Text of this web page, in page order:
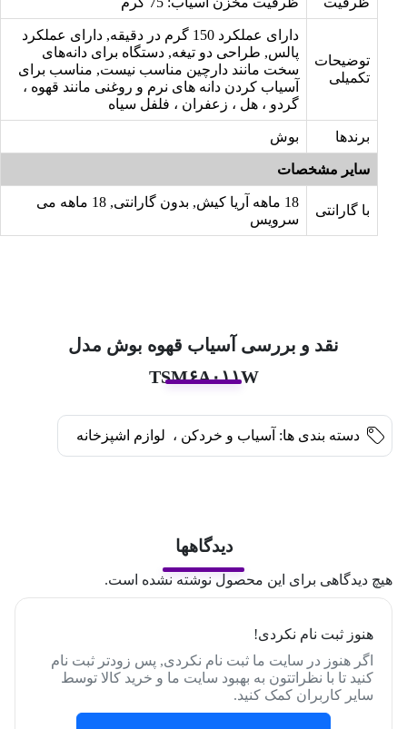
توضیحات
تکمیلی
دارای عملکرد 150 گرم در دقیقه, دارای عملکرد
پالس, طراحی دو تیغه, دستگاه برای دانه‌های
سخت مانند دارچین مناسب نیست, مناسب برای
آسیاب کردن دانه های نرم و روغنی مانند قهوه ،
گردو ، هل ، زعفران ، فلفل سیاه
برندها بوش
سایر مشخصات
با گارانتی
18 ماهه آریا کیش, بدون گارانتی, 18 ماهه می
سرویس
نقد و بررسی آسیاب قهوه بوش مدل
TSM۶A۰۱۱W
دسته بندی ها: آسیاب و خردکن ، لوازم اشپزخانه
دیدگاهها
هیچ دیدگاهی برای این محصول نوشته نشده است.
هنوز ثبت نام نکردی!
اگر هنوز در سایت ما ثبت نام نکردی, پس زودتر ثبت نام
کنید تا با نظراتتون به بهبود سایت ما و خرید کالا توسط
سایر کاربران کمک کنید.